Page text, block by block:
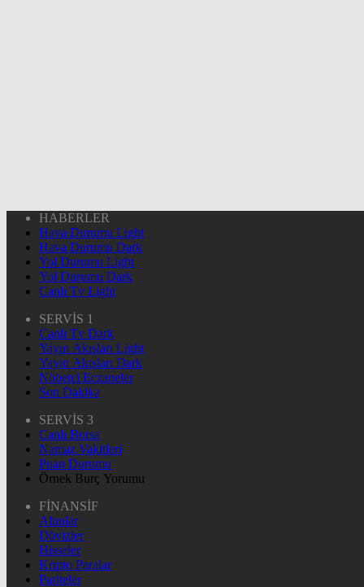
HABERLER
Hava Durumu Light
Hava Durumu Dark
Yol Durumu Light
Yol Durumu Dark
Canlı Tv Light
SERVİS 1
Canlı Tv Dark
Yayın Akışları Light
Yayın Akışları Dark
Nöbetçi Eczaneler
Son Dakika
SERVİS 3
Canlı Borsa
Namaz Vakitleri
Puan Durumu
Örnek Burç Yorumu
FİNANSİF
Altınlar
Dövizler
Hisseler
Kripto Paralar
Pariteler